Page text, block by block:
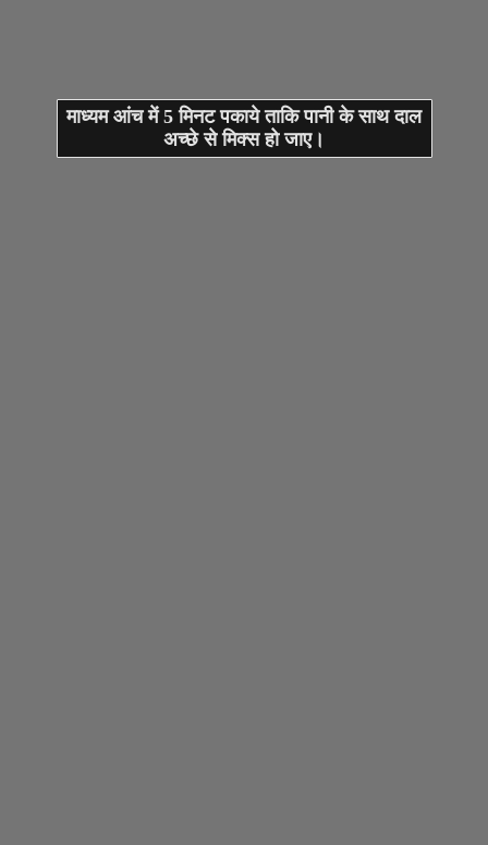
माध्यम आंच में 5 मिनट पकाये ताकि पानी के साथ दाल
अच्छे से मिक्स हो जाए।